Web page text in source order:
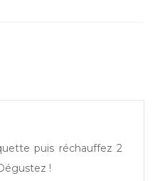
puis réchauffez 2
!